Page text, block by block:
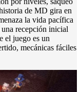
de MD gira en
la vida pacífica
recepción inicial
el juego es un
mecánicas fáciles